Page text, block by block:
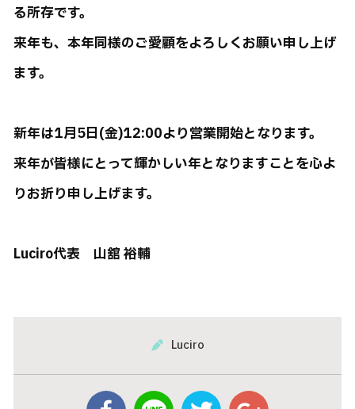
る所存です。
来年も、本年同様のご愛顧をよろしくお願い申し上げ
ます。
新年は1月5日(金)12:00より営業開始となります。
来年が皆様にとって輝かしい年となりますことを心よ
りお折り申し上げます。
Luciro代表 山舘 裕輔
Luciro